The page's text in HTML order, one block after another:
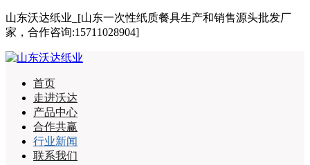
山东沃达纸业_[山东一次性纸质餐具生产和销售源头批发厂
家，合作咨询:15711028904]
首页
走进沃达
产品中心
合作共赢
行业新闻
联系我们